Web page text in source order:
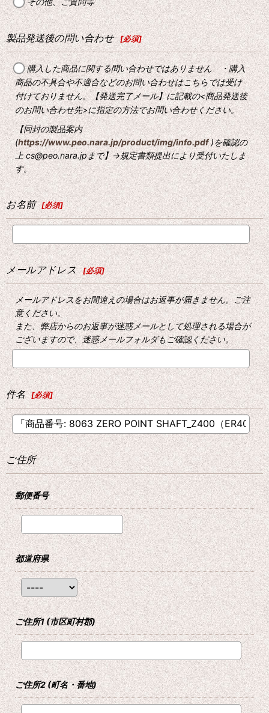
製品発送後の問い合わせ [必須]
購入した商品に関する問い合わせではありません ・購入
商品の不具合や不適合などのお問い合わせはこちらでは受け
付けておりません。【発送完了メール】に記載の<商品発送後
のお問い合わせ先>に指定の方法でお問い合わせください。
【同封の製品案内
(https://www.peo.nara.jp/product/img/info.pdf)を確認の
上 cs@peo.nara.jpまで】→規定書類提出により受付いたしま
す。
お名前 [必須]
メールアドレス [必須]
メールアドレスをお間違えの場合はお返事が届きません。ご注
意ください。
また、弊店からのお返事が迷惑メールとして処理される場合が
ございますので、迷惑メールフォルダもご確認ください。
件名 [必須]
ご住所
郵便番号
都道府県
ご住所1(市区町村郡)
ご住所2(町名・番地)